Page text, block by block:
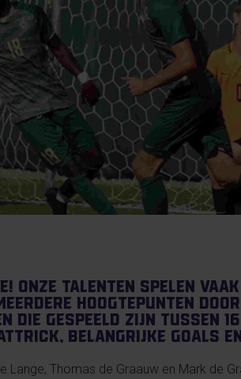
Onze talenten spelen
hoogtepunten door
gespeeld zijn tussen 16
belangrijke goals
Lange, Thomas de Graauw en Mark de